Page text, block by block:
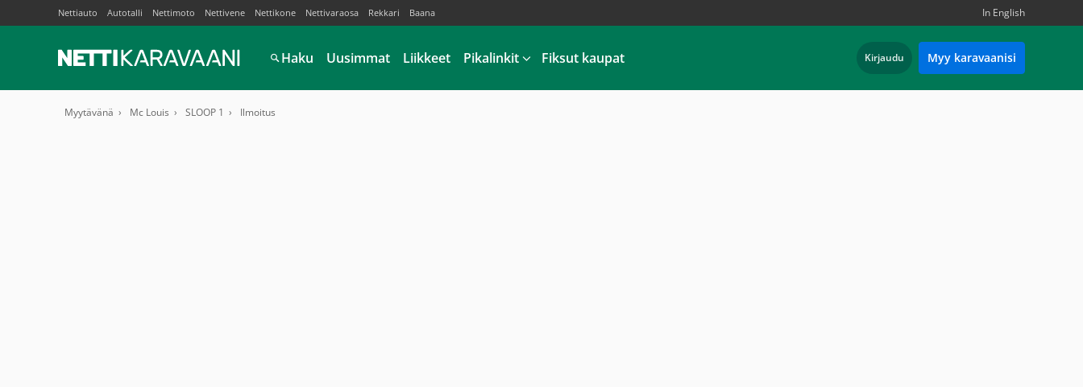
Nettiauto Autotalli Nettimoto Nettivene Nettikone Nettivaraosa Rekkari Baana In English
Haku Uusimmat Liikkeet Pikalinkit Fiksut kaupat Kirjaudu Myy karavaanisi
Myytävänä Mc Louis SLOOP 1 Ilmoitus